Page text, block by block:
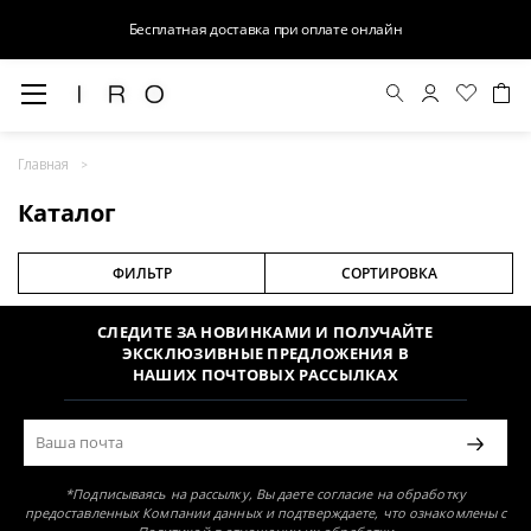
Бесплатная доставка при оплате онлайн
Главная
Каталог
ФИЛЬТР СОРТИРОВКА
Раздел не найден
СЛЕДИТЕ ЗА НОВИНКАМИ И ПОЛУЧАЙТЕ
ЭКСКЛЮЗИВНЫЕ ПРЕДЛОЖЕНИЯ В
НАШИХ ПОЧТОВЫХ РАССЫЛКАХ
*Подписываясь на рассылку, Вы даете согласие на обработку
предоставленных Компании данных и подтверждаете, что ознакомлены с